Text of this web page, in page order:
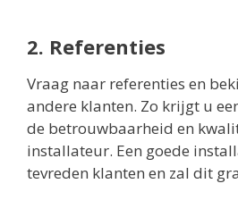
2. Referenties
Vraag naar referenties en
andere klanten. Zo krijgt u
de betrouwbaarheid en
installateur. Een goede
tevreden klanten en zal dit